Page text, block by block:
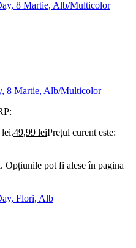
8 Martie, Alb/Multicolor
49,99 leiPrețul curent este:
Opțiunile pot fi alese în pagina